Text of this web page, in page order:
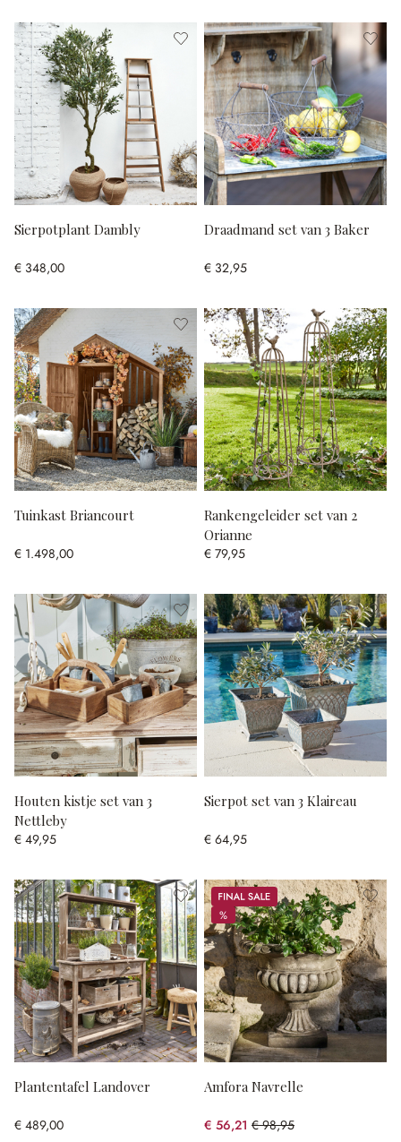
Sierpotplant Dambly
€ 348,00
Draadmand set van 3 Baker
€ 32,95
Tuinkast Briancourt
€ 1.498,00
Rankengeleider set van 2
Orianne
€ 79,95
Houten kistje set van 3
Nettleby
€ 49,95
Sierpot set van 3 Klaireau
€ 64,95
Plantentafel Landover
€ 489,00
Sale
%
%
Amfora Navrelle
€ 56,21 € 98,95
(43.19% gespart)